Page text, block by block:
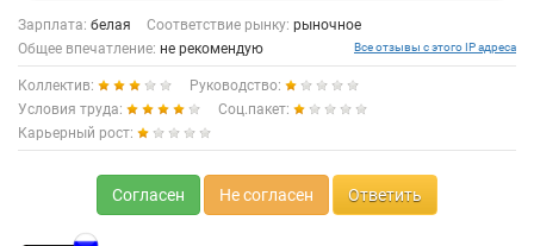
Зарплата: белая Соответствие рынку: рыночное
Общее впечатление: не рекомендую Все отзывы с этого IP адреса
Коллектив:
Руководство:
Условия труда:
Соц.пакет:
Карьерный рост:
Согласен Не согласен Ответить